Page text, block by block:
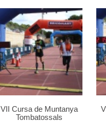
VII Cursa de Muntanya
Tombatossals